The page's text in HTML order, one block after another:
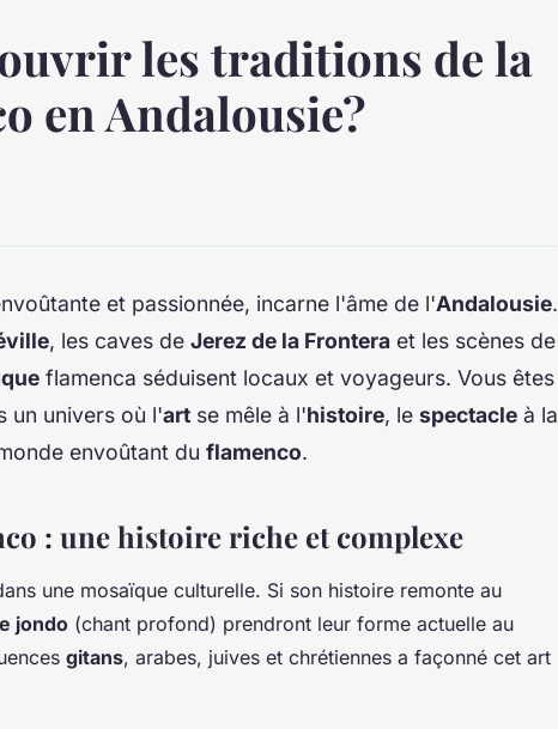
les traditions de la
en Andalousie?
et passionnée, incarne l'âme de l'Andalousie.
, les caves de Jerez de la Frontera et les scènes de
flamenca séduisent locaux et voyageurs. Vous êtes
un univers où l'art se mêle à l'histoire, le spectacle à la
envoûtant du flamenco.
: une histoire riche et complexe
une mosaïque culturelle. Si son histoire remonte au
jondo (chant profond) prendront leur forme actuelle au
gitans, arabes, juives et chrétiennes a façonné cet art